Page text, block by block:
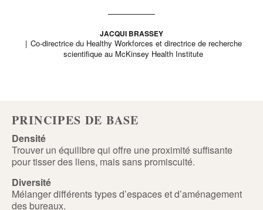
JACQUI BRASSEY
Co-directrice du Healthy Workforces et directrice de recherche
scientifique au McKinsey Health Institute
PRINCIPES DE BASE
Densité
Trouver un équilibre qui offre une proximité suffisante
pour tisser des liens, mais sans promiscuité.
Diversité
Mélanger différents types d’espaces et d’aménagement
des bureaux.